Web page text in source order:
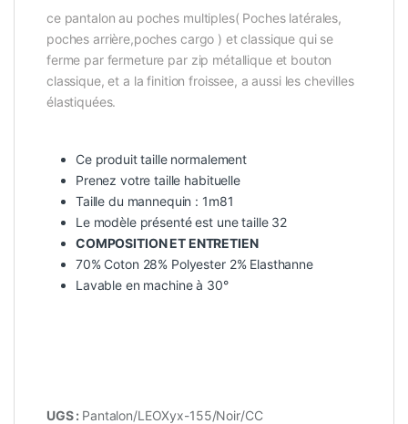
ce pantalon au poches multiples( Poches latérales,
poches arrière,poches cargo ) et classique qui se
ferme par fermeture par zip métallique et bouton
classique, et a la finition froissee, a aussi les chevilles
élastiquées.
Ce produit taille normalement
Prenez votre taille habituelle
Taille du mannequin : 1m81
Le modèle présenté est une taille 32
COMPOSITION ET ENTRETIEN
70% Coton 28% Polyester 2% Elasthanne
Lavable en machine à 30°
UGS : Pantalon/LEOXyx-155/Noir/CC